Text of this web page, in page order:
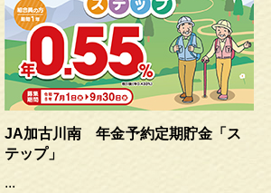
JA加古川南 年金予約定期貯金「ス
テップ」
...